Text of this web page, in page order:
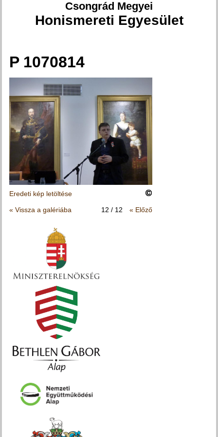
Csongrád Megyei
Honismereti Egyesület
Jelenlegi hely
P 1070814
Eredeti kép letöltése
« Vissza a galériába 12 / 12 « Előző